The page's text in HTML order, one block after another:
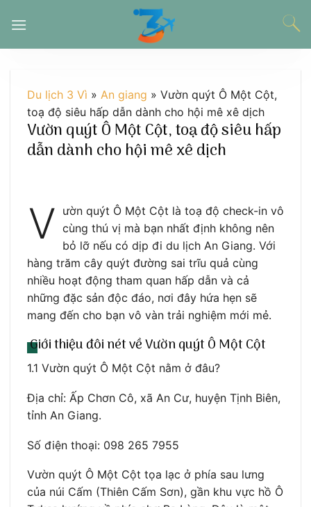
đến
Du lịch 3 Vì » An giang » Vườn quýt Ô Một Cột,
toạ độ siêu hấp dẫn dành cho hội mê xê dịch
Vườn quýt Ô Một Cột, toạ độ siêu hấp
dẫn dành cho hội mê xê dịch
V ườn quýt Ô Một Cột là toạ độ check-in vô
cùng thú vị mà bạn nhất định không nên
bỏ lỡ nếu có dịp đi du lịch An Giang. Với
hàng trăm cây quýt đường sai trĩu quả cùng
nhiều hoạt động tham quan hấp dẫn và cả
những đặc sản độc đáo, nơi đây hứa hẹn sẽ
mang đến cho bạn vô vàn trải nghiệm mới mẻ.
Giới thiệu đôi nét về Vườn quýt Ô Một Cột
1.1 Vườn quýt Ô Một Cột nằm ở đâu?
Địa chỉ: Ấp Chơn Cô, xã An Cư, huyện Tịnh Biên,
tỉnh An Giang.
Số điện thoại: 098 265 7955
Vườn quýt Ô Một Cột tọa lạc ở phía sau lưng
của núi Cấm (Thiên Cấm Sơn), gần khu vực hồ Ô